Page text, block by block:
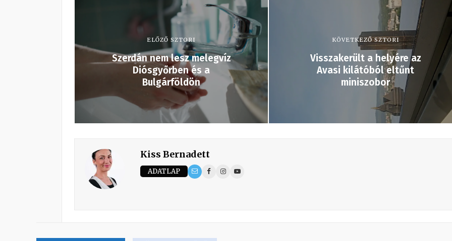
ELŐZŐ SZTORI
Szerdán nem lesz melegvíz
Diósgyőrben és a
Bulgárföldön
KÖVETKEZŐ SZTORI
Visszakerült a helyére az
Avasi kilátóból eltűnt
miniszobor
Kiss Bernadett
ADATLAP